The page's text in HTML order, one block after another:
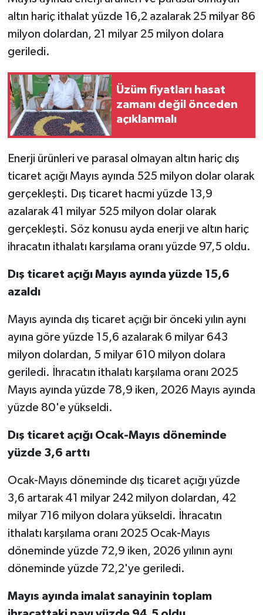
altın hariç ithalat yüzde 16,2 azalarak 25 milyar 86
milyon dolardan, 21 milyar 25 milyon dolara
geriledi.
Üzüm fiyatları hasat
zamanı değil önceden
açıklanmalı
Enerji ürünleri ve parasal olmayan altın hariç dış
ticaret açığı Mayıs ayında 525 milyon dolar olarak
gerçekleşti. Dış ticaret hacmi yüzde 13,9
azalarak 41 milyar 525 milyon dolar olarak
gerçekleşti. Söz konusu ayda enerji ve altın hariç
ihracatın ithalatı karşılama oranı yüzde 97,5 oldu.
Dış ticaret açığı Mayıs ayında yüzde 15,6
azaldı
Mayıs ayında dış ticaret açığı bir önceki yılın aynı
ayına göre yüzde 15,6 azalarak 6 milyar 643
milyon dolardan, 5 milyar 610 milyon dolara
geriledi. İhracatın ithalatı karşılama oranı 2025
Mayıs ayında yüzde 78,9 iken, 2026 Mayıs ayında
yüzde 80'e yükseldi.
Dış ticaret açığı Ocak-Mayıs döneminde
yüzde 3,6 arttı
Ocak-Mayıs döneminde dış ticaret açığı yüzde
3,6 artarak 41 milyar 242 milyon dolardan, 42
milyar 716 milyon dolara yükseldi. İhracatın
ithalatı karşılama oranı 2025 Ocak-Mayıs
döneminde yüzde 72,9 iken, 2026 yılının aynı
döneminde yüzde 72,2'ye geriledi.
Mayıs ayında imalat sanayinin toplam